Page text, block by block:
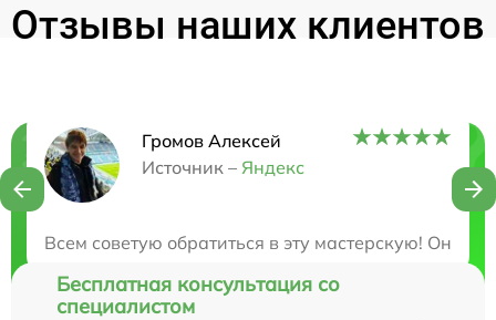
Отзывы наших клиентов
Громов Алексей
Источник – Яндекс
Всем советую обратиться в эту мастерскую! Они
Нужна консультация?
Бесплатная консультация со
специалистом